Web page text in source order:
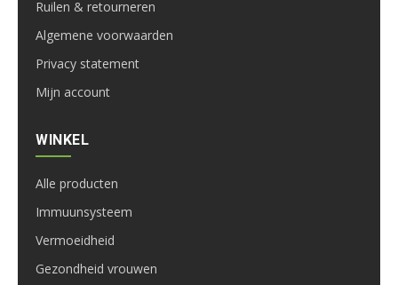
Ruilen & retourneren
Algemene voorwaarden
Privacy statement
Mijn account
WINKEL
Alle producten
Immuunsysteem
Vermoeidheid
Gezondheid vrouwen